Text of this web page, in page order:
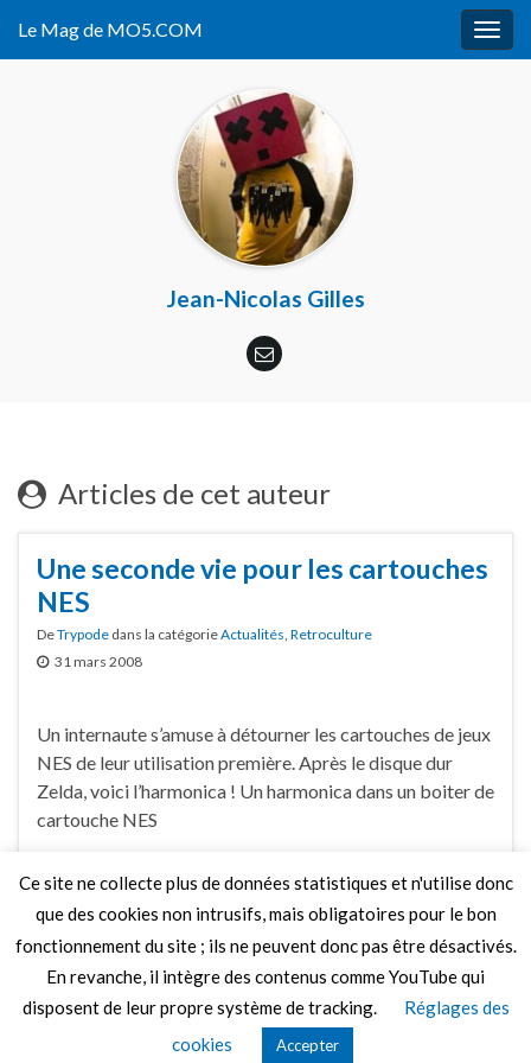
Le Mag de MO5.COM
Jean-Nicolas Gilles
Articles de cet auteur
Une seconde vie pour les cartouches
NES
DeTrypode dans la catégorieActualités, Retroculture
31 mars 2008
Un internaute s’amuse à détourner les cartouches de jeux
NES de leur utilisation première. Après le disque dur
Zelda, voici l’harmonica ! Un harmonica dans un boiter de
cartouche NES
Faire un commentaire
Thèmes Graphene
Ce site ne collecte plus de données statistiques et n'utilise donc
que des cookies non intrusifs, mais obligatoires pour le bon
fonctionnement du site ; ils ne peuvent donc pas être désactivés.
En revanche, il intègre des contenus comme YouTube qui
disposent de leur propre système de tracking.
Réglages des
cookies
Accepter